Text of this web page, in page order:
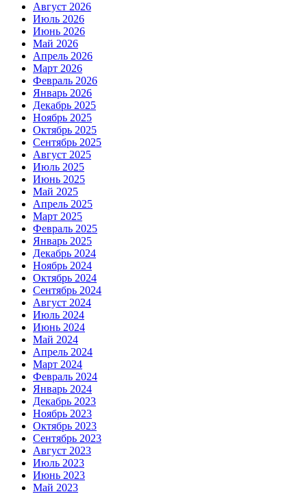
Август 2026
Июль 2026
Июнь 2026
Май 2026
Апрель 2026
Март 2026
Февраль 2026
Январь 2026
Декабрь 2025
Ноябрь 2025
Октябрь 2025
Сентябрь 2025
Август 2025
Июль 2025
Июнь 2025
Май 2025
Апрель 2025
Март 2025
Февраль 2025
Январь 2025
Декабрь 2024
Ноябрь 2024
Октябрь 2024
Сентябрь 2024
Август 2024
Июль 2024
Июнь 2024
Май 2024
Апрель 2024
Март 2024
Февраль 2024
Январь 2024
Декабрь 2023
Ноябрь 2023
Октябрь 2023
Сентябрь 2023
Август 2023
Июль 2023
Июнь 2023
Май 2023